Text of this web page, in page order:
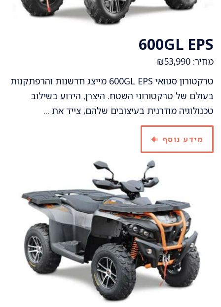
600GL EPS
מחיר: ₪53,990
טרקטורון סגוואי 600GL EPS מייצג חדשנות והרפתקנות
בעולם של טרקטורוני השטח. היצרן, הידוע בשילוב
טכנולוגיה מודרנית בעיצובים שלהם, צייד את ...
מידע נוסף